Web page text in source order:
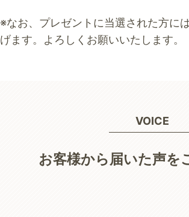
※なお、プレゼントに当選された方に
げます。よろしくお願いいたします。
VOICE
お客様から届いた声を